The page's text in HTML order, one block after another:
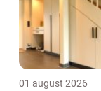
01 august 2026